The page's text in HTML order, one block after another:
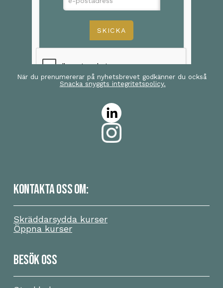
När du prenumererar på nyhetsbrevet godkänner du också
Snacka snyggts integritetspolicy.
KONTAKTA OSS OM:
Skräddarsydda kurser
Öppna kurser
BESÖK OSS